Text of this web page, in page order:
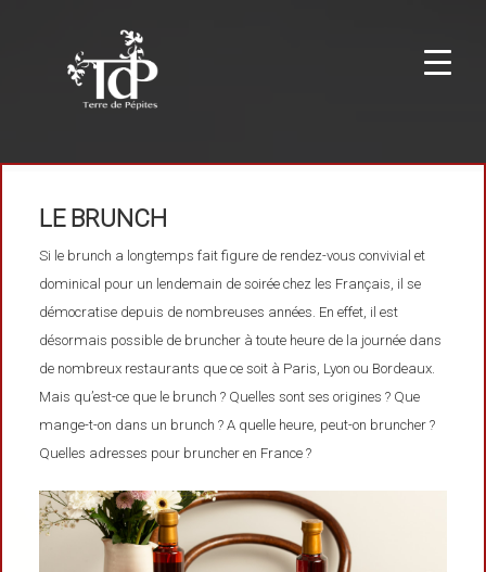
LE BRUNCH
Si le brunch a longtemps fait figure de rendez-vous convivial et
dominical pour un lendemain de soirée chez les Français, il se
démocratise depuis de nombreuses années. En effet, il est
désormais possible de bruncher à toute heure de la journée dans
de nombreux restaurants que ce soit à Paris, Lyon ou Bordeaux.
Mais qu’est-ce que le brunch ? Quelles sont ses origines ? Que
mange-t-on dans un brunch ? A quelle heure, peut-on bruncher ?
Quelles adresses pour bruncher en France ?